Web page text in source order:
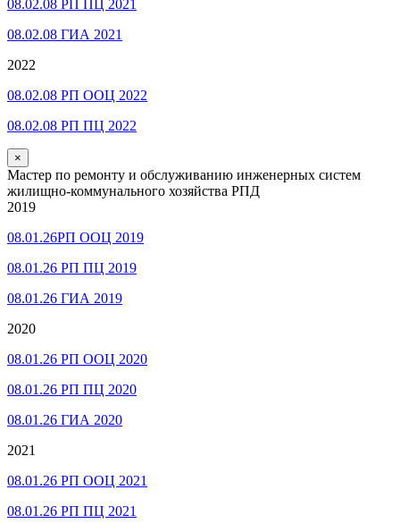
08.02.08 РП ПЦ 2021
08.02.08 ГИА 2021
2022
08.02.08 РП ООЦ 2022
08.02.08 РП ПЦ 2022
×
Мастер по ремонту и обслуживанию инженерных систем
жилищно-коммунального хозяйства РПД
2019
08.01.26РП ООЦ 2019
08.01.26 РП ПЦ 2019
08.01.26 ГИА 2019
2020
08.01.26 РП ООЦ 2020
08.01.26 РП ПЦ 2020
08.01.26 ГИА 2020
2021
08.01.26 РП ООЦ 2021
08.01.26 РП ПЦ 2021